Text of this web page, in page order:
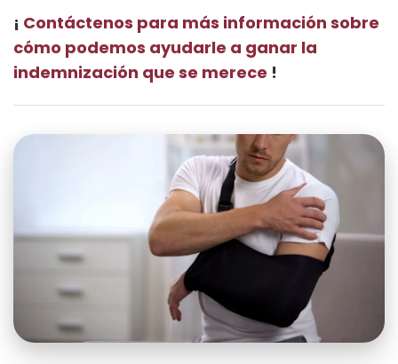
¡Contáctenos para más información sobre
cómo podemos ayudarle a ganar la
indemnización que se merece !